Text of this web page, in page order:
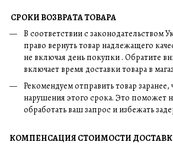
СРОКИ ВОЗВРАТА ТОВАРА
В соответствии с законодательством
право вернуть товар надлежащего
не включая день покупки . Обратите
включает время доставки товара в
Рекомендуем отправить товар
нарушения этого срока. Это поможет
обработать ваш запрос и избежать
КОМПЕНСАЦИЯ СТОИМОСТИ